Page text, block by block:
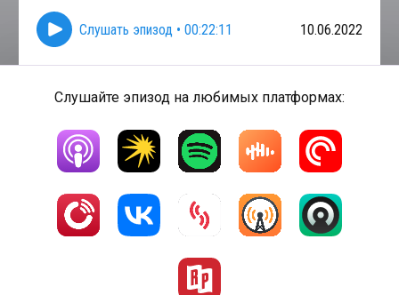
Слушать эпизод • 00:22:11 10.06.2022
Слушайте эпизод на любимых платформах: